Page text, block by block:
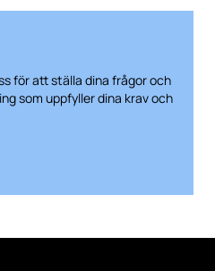
för att ställa dina frågor och
som uppfyller dina krav och